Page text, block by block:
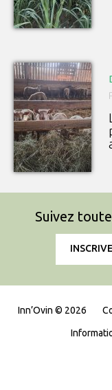
Suivez
Inn’Ovin © 2026